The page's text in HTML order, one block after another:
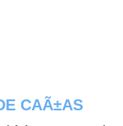
CAÃ±AS